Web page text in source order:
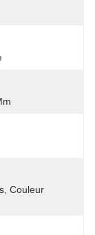
Couleur